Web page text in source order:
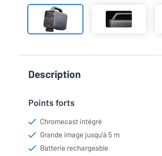
Description
Points forts
Chromecast intégré
Grande image jusqu'à 5 m
Batterie rechargeable